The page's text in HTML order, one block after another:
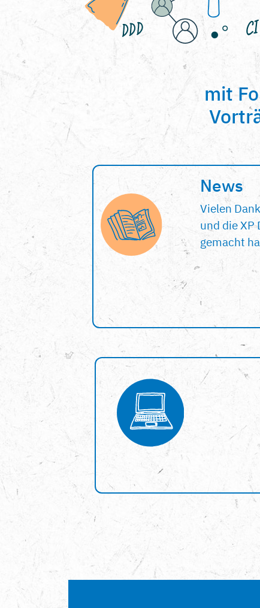
mit
News
Vielen
und die XP
gemacht